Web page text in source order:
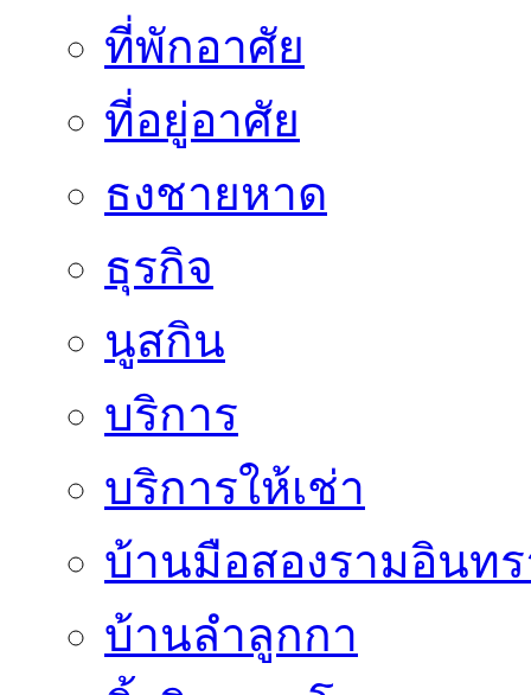
ที่พักอาศัย
ที่อยู่อาศัย
ธงชายหาด
ธุรกิจ
นูสกิน
บริการ
บริการให้เช่า
บ้านมือสองรามอินท
บ้านลำลูกกา